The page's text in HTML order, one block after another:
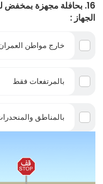
16. بحافلة مجهزة
الجهاز :
خارج مواطن
بالمرتفعات فقط
بالمناطق